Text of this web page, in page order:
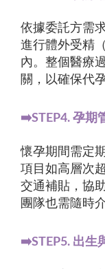
依據委託方需
進行體外受精
內。整個醫療
關，以確保代
➡️STEP4. 孕期
懷孕期間需定
項目如高層次
交通補貼，協
團隊也需隨時
➡️STEP5. 出生